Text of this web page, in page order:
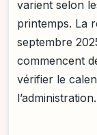
varient selon
printemps. La
septembre
commencent
vérifier le
l’administration.